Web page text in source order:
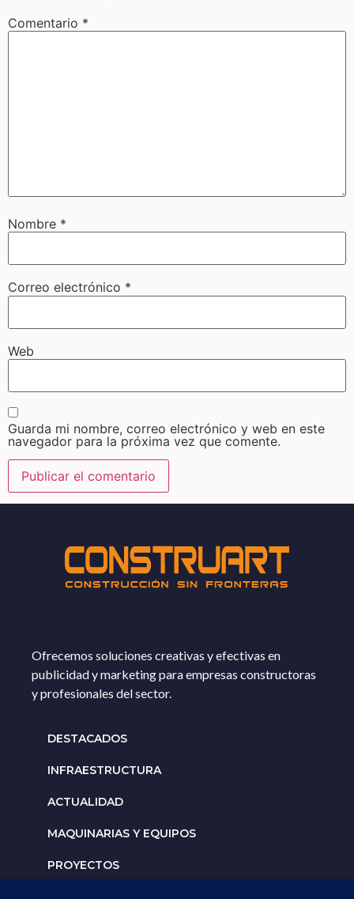
Comentario *
Nombre *
Correo electrónico *
Web
Guarda mi nombre, correo electrónico y web en este
navegador para la próxima vez que comente.
Ofrecemos soluciones creativas y efectivas en
publicidad y marketing para empresas constructoras
y profesionales del sector.
DESTACADOS
INFRAESTRUCTURA
ACTUALIDAD
MAQUINARIAS Y EQUIPOS
PROYECTOS